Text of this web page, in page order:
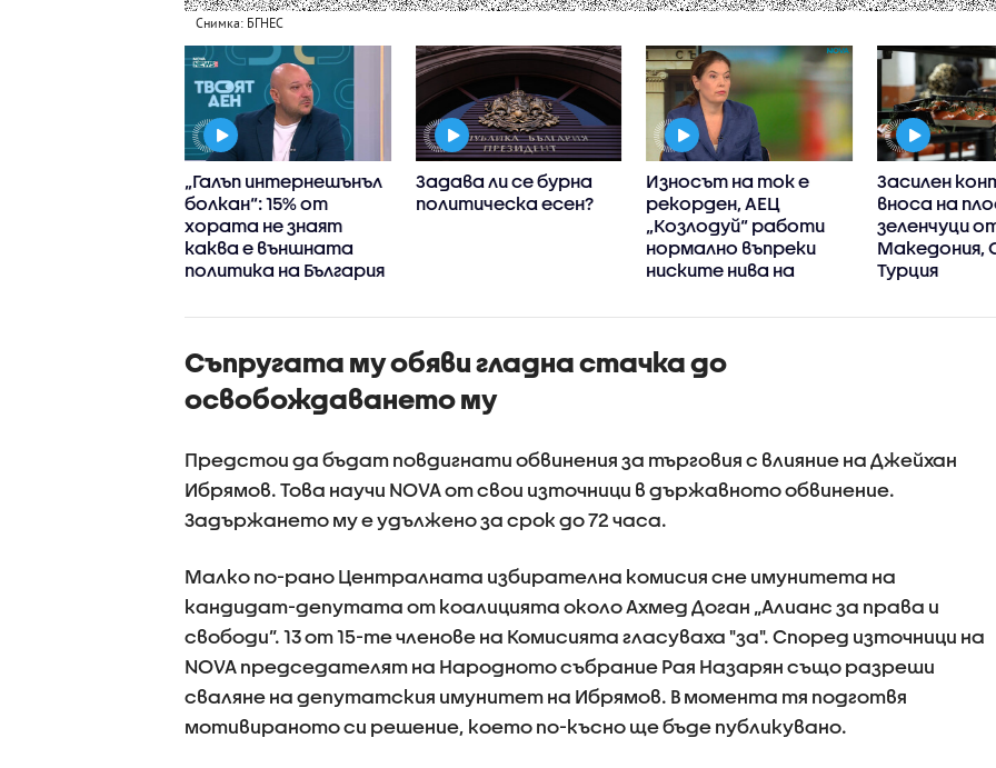
Снимка: БГНЕС
„Галъп интернешънъл
болкан“: 15% от
хората не знаят
каква е външната
политика на България
Задава ли се бурна
политическа есен?
Износът на ток е
рекорден, АЕЦ
„Козлодуй“ работи
нормално въпреки
ниските нива на
енергийният
Засилен
вноса на
зеленчуци от
Македония,
Турция
Съпругата му обяви гладна стачка до
освобождаването му
Предстои да бъдат повдигнати обвинения за търговия с влияние на Джейхан
Ибрямов. Това научи NOVA от свои източници в държавното обвинение.
Задържането му е удължено за срок до 72 часа.
Малко по-рано Централната избирателна комисия сне имунитета на
кандидат-депутата от коалицията около Ахмед Доган „Алианс за права и
свободи”. 13 от 15-те членове на Комисията гласуваха "за". Според източници на
NOVA председателят на Народното събрание Рая Назарян също разреши
сваляне на депутатския имунитет на Ибрямов. В момента тя подготвя
мотивираното си решение, което по-късно ще бъде публикувано.